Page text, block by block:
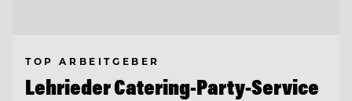
TOP ARBEITGEBER
Lehrieder Catering-Party-Service